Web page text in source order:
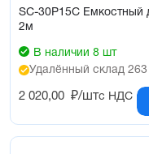
SC-30P15C Емкостный
2м
В наличии 8 шт
Удалённый склад
2 020,00 ₽/штс НДС